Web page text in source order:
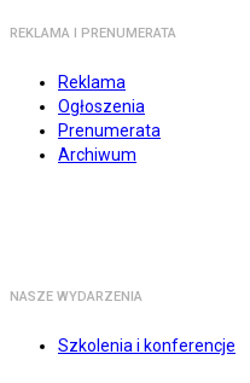
REKLAMA I PRENUMERATA
Reklama
Ogłoszenia
Prenumerata
Archiwum
NASZE WYDARZENIA
Szkolenia i konferencje